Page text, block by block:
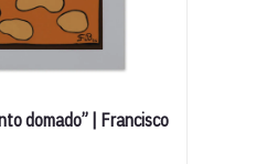
domado” | Francisco